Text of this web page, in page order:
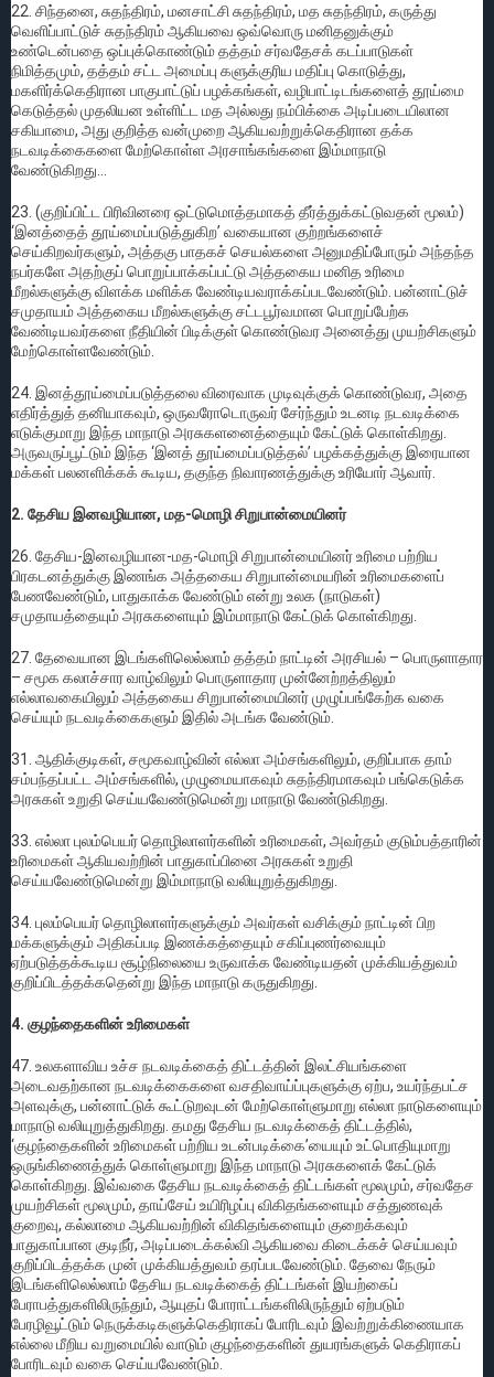
22. சிந்தனை, சுதந்திரம், மனசாட்சி சுதந்திரம், மத சுதந்திரம், கருத்து
வெளிப்பாட்டுச் சுதந்திரம் ஆகியவை ஒவ்வொரு மனிதனுக்கும்
உண்டென்பதை ஒப்புக்கொண்டும் தத்தம் சர்வதேசக் கடப்பாடுகள்
நிமித்தமும், தத்தம் சட்ட அமைப்பு களுக்குரிய மதிப்பு கொடுத்து,
மகளிர்க்கெதிரான பாகுபாட்டுப் பழக்கங்கள், வழிபாட்டிடங்களைத் தூய்மை
கெடுத்தல் முதலியன உள்ளிட்ட மத அல்லது நம்பிக்கை அடிப்படையிலான
சகியாமை, அது குறித்த வன்முறை ஆகியவற்றுக்கெதிரான தக்க
நடவடிக்கைகளை மேற்கொள்ள அரசாங்கங்களை இம்மாநாடு
வேண்டுகிறது…
23. (குறிப்பிட்ட பிரிவினரை ஒட்டுமொத்தமாகத் தீர்த்துக்கட்டுவதன் மூலம்)
‘இனத்தைத் தூய்மைப்படுத்துகிற’ வகையான குற்றங்களைச்
செய்கிறவர்களும், அத்தகு பாதகச் செயல்களை அனுமதிப்போரும் அந்தந்த
நபர்களே அதற்குப் பொறுப்பாக்கப்பட்டு அத்தகைய மனித உரிமை
மீறல்களுக்கு விளக்க மளிக்க வேண்டியவராக்கப்படவேண்டும். பன்னாட்டுச்
சமுதாயம் அத்தகைய மீறல்களுக்கு சட்டபூர்வமான பொறுப்பேற்க
வேண்டியவர்களை நீதியின் பிடிக்குள் கொண்டுவர அனைத்து முயற்சிகளும்
மேற்கொள்ளவேண்டும்.
24. இனத்தூய்மைப்படுத்தலை விரைவாக முடிவுக்குக் கொண்டுவர, அதை
எதிர்த்துத் தனியாகவும், ஒருவரோடொருவர் சேர்ந்தும் உடனடி நடவடிக்கை
எடுக்குமாறு இந்த மாநாடு அரசுகளனைத்தையும் கேட்டுக் கொள்கிறது.
அருவருப்பூட்டும் இந்த ‘இனத் தூய்மைப்படுத்தல்’ பழக்கத்துக்கு இரையான
மக்கள் பலனளிக்கக் கூடிய, தகுந்த நிவாரணத்துக்கு உரியோர் ஆவார்.
2. தேசிய இனவழியான, மத-மொழி சிறுபான்மையினர்
26. தேசிய-இனவழியான-மத-மொழி சிறுபான்மையினர் உரிமை பற்றிய
பிரகடனத்துக்கு இணங்க அத்தகைய சிறுபான்மையரின் உரிமைகளைப்
பேணவேண்டும், பாதுகாக்க வேண்டும் என்று உலக (நாடுகள்)
சமுதாயத்தையும் அரசுகளையும் இம்மாநாடு கேட்டுக் கொள்கிறது.
27. தேவையான இடங்களிலெல்லாம் தத்தம் நாட்டின் அரசியல் – பொருளாதார
– சமூக கலாச்சார வாழ்விலும் பொருளாதார முன்னேற்றத்திலும்
எல்லாவகையிலும் அத்தகைய சிறுபான்மையினர் முழுப்பங்கேற்க வகை
செய்யும் நடவடிக்கைகளும் இதில் அடங்க வேண்டும்.
31. ஆதிக்குடிகள், சமூகவாழ்வின் எல்லா அம்சங்களிலும், குறிப்பாக தாம்
சம்பந்தப்பட்ட அம்சங்களில், முழுமையாகவும் சுதந்திரமாகவும் பங்கெடுக்க
அரசுகள் உறுதி செய்யவேண்டுமென்று மாநாடு வேண்டுகிறது.
33. எல்லா புலம்பெயர் தொழிலாளர்களின் உரிமைகள், அவர்தம் குடும்பத்தாரின்
உரிமைகள் ஆகியவற்றின் பாதுகாப்பினை அரசுகள் உறுதி
செய்யவேண்டுமென்று இம்மாநாடு வலியுறுத்துகிறது.
34. புலம்பெயர் தொழிலாளர்களுக்கும் அவர்கள் வசிக்கும் நாட்டின் பிற
மக்களுக்கும் அதிகப்படி இணக்கத்தையும் சகிப்புணர்வையும்
ஏற்படுத்தக்கூடிய சூழ்நிலையை உருவாக்க வேண்டியதன் முக்கியத்துவம்
குறிப்பிடத்தக்கதென்று இந்த மாநாடு கருதுகிறது.
4. குழந்தைகளின் உரிமைகள்
47. உலகளாவிய உச்ச நடவடிக்கைத் திட்டத்தின் இலட்சியங்களை
அடைவதற்கான நடவடிக்கைகளை வசதிவாய்ப்புகளுக்கு ஏற்ப, உயர்ந்தபட்ச
அளவுக்கு, பன்னாட்டுக் கூட்டுறவுடன் மேற்கொள்ளுமாறு எல்லா நாடுகளையும்
மாநாடு வலியுறுத்துகிறது. தமது தேசிய நடவடிக்கைத் திட்டத்தில்,
‘குழந்தைகளின் உரிமைகள் பற்றிய உடன்படிக்கை’யையும் உட்பொதியுமாறு
ஒருங்கிணைத்துக் கொள்ளுமாறு இந்த மாநாடு அரசுகளைக் கேட்டுக்
கொள்கிறது. இவ்வகை தேசிய நடவடிக்கைத் திட்டங்கள் மூலமும், சர்வதேச
முயற்சிகள் மூலமும், தாய்சேய் உயிரிழப்பு விகிதங்களையும் சத்துணவுக்
குறைவு, கல்லாமை ஆகியவற்றின் விகிதங்களையும் குறைக்கவும்
பாதுகாப்பான குடிநீர், அடிப்படைக்கல்வி ஆகியவை கிடைக்கச் செய்யவும்
குறிப்பிடத்தக்க முன் முக்கியத்துவம் தரப்படவேண்டும். தேவை நேரும்
இடங்களிலெல்லாம் தேசிய நடவடிக்கைத் திட்டங்கள் இயற்கைப்
பேராபத்துகளிலிருந்தும், ஆயுதப் போராட்டங்களிலிருந்தும் ஏற்படும்
பேரழிவூட்டும் நெருக்கடிகளுக்கெதிராகப் போரிடவும் இவற்றுக்கிணையாக
எல்லை மீறிய வறுமையில் வாடும் குழந்தைகளின் துயரங்களுக் கெதிராகப்
போரிடவும் வகை செய்யவேண்டும்.